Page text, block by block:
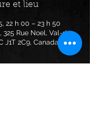
et lieu
22 h 00 – 23 h 50
325 Rue Noel, Val-des-
J1T 2C9, Canada